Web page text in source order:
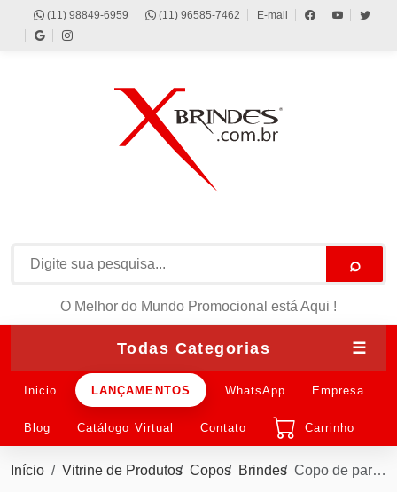
(11) 98849-6959 (11) 96585-7462 E-mail
⌕
O Melhor do Mundo Promocional está Aqui !
Todas Categorias ☰
Inicio LANÇAMENTOS WhatsApp Empresa
Blog Catálogo Virtual Contato Carrinho
Início Vitrine de Produtos Copos Brindes Copo de parede dupla com interior em inox 304 X09252